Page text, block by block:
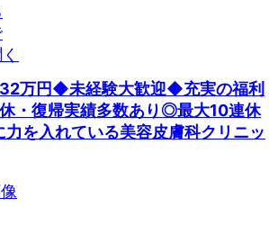
32万円◆未経験大歓迎◆充実の福利
・復帰実績多数あり◎最大10連休
力を入れている美容皮膚科クリニッ